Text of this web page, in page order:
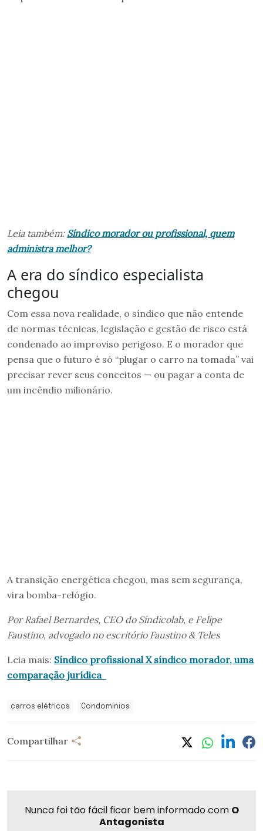
Leia também: Síndico morador ou profissional, quem
administra melhor?
A era do síndico especialista
chegou
Com essa nova realidade, o síndico que não entende
de normas técnicas, legislação e gestão de risco está
condenado ao improviso perigoso. E o morador que
pensa que o futuro é só “plugar o carro na tomada” vai
precisar rever seus conceitos — ou pagar a conta de
um incêndio milionário.
A transição energética chegou, mas sem segurança,
vira bomba-relógio.
Por Rafael Bernardes, CEO do Síndicolab, e Felipe
Faustino, advogado no escritório Faustino & Teles
Leia mais: Síndico profissional X síndico morador, uma
comparação jurídica
carros elétricos Condomínios
Compartilhar
Nunca foi tão fácil ficar bem informado com O
Antagonista